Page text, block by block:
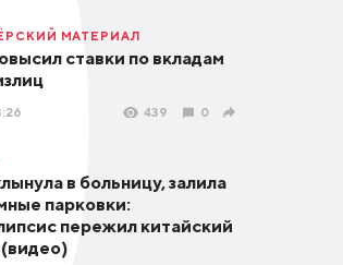
МАТЕРИАЛ
ставки по вкладам
439 0
в больницу, залила
парковки:
пережил китайский